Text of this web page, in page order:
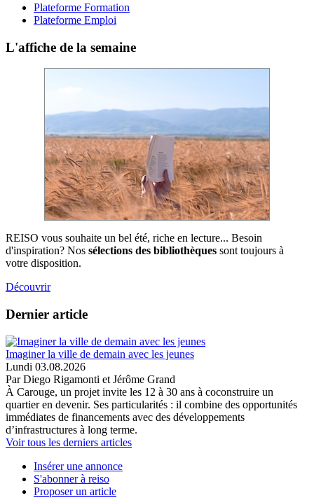
Plateforme Formation
Plateforme Emploi
L'affiche de la semaine
REISO vous souhaite un bel été, riche en lecture... Besoin
d'inspiration? Nos sélections des bibliothèques sont toujours à
votre disposition.
Découvrir
Dernier article
Imaginer la ville de demain avec les jeunes
Lundi 03.08.2026
Par Diego Rigamonti et Jérôme Grand
À Carouge, un projet invite les 12 à 30 ans à coconstruire un
quartier en devenir. Ses particularités : il combine des opportunités
immédiates de financements avec des développements
d’infrastructures à long terme.
Voir tous les derniers articles
Insérer une annonce
S'abonner à reiso
Proposer un article